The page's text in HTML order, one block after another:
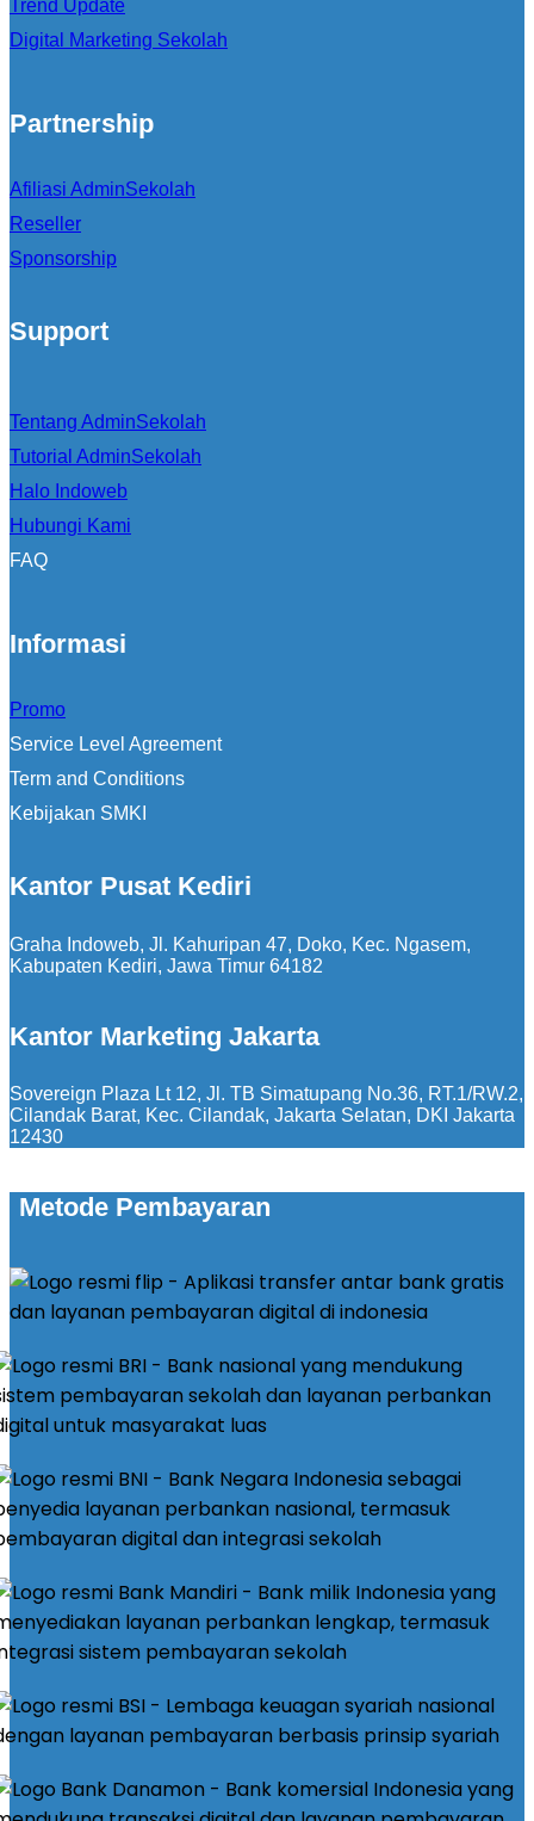
Trend Update
Digital Marketing Sekolah
Partnership
Afiliasi AdminSekolah
Reseller
Sponsorship
Support
Tentang AdminSekolah
Tutorial AdminSekolah
Halo Indoweb
Hubungi Kami
FAQ
Informasi
Promo
Service Level Agreement
Term and Conditions
Kebijakan SMKI
Kantor Pusat Kediri
Graha Indoweb, Jl. Kahuripan 47, Doko, Kec. Ngasem,
Kabupaten Kediri, Jawa Timur 64182
Kantor Marketing Jakarta
Sovereign Plaza Lt 12, Jl. TB Simatupang No.36, RT.1/RW.2,
Cilandak Barat, Kec. Cilandak, Jakarta Selatan, DKI Jakarta
12430
Metode Pembayaran